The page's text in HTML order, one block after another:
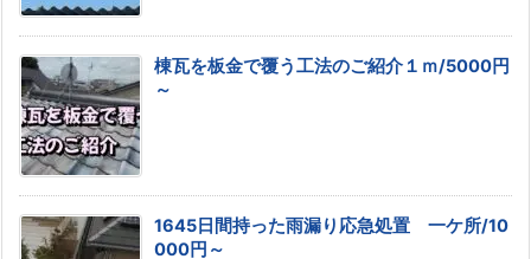
棟瓦を板金で覆う工法のご紹介１ｍ/5000円
～
1645日間持った雨漏り応急処置 一ケ所/10
000円～